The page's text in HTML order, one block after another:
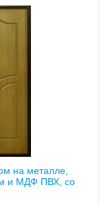
на металле,
и МДФ ПВХ, со